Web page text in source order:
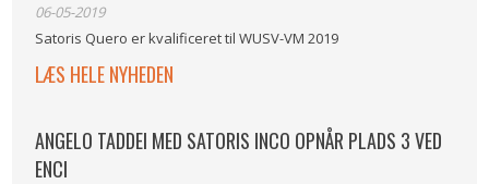
06-05-2019
Satoris Quero er kvalificeret til WUSV-VM 2019
LÆS HELE NYHEDEN
ANGELO TADDEI MED SATORIS INCO OPNÅR PLADS 3 VED
ENCI